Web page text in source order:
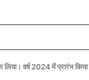
वर्ष 2024 में प्रारंभ किया